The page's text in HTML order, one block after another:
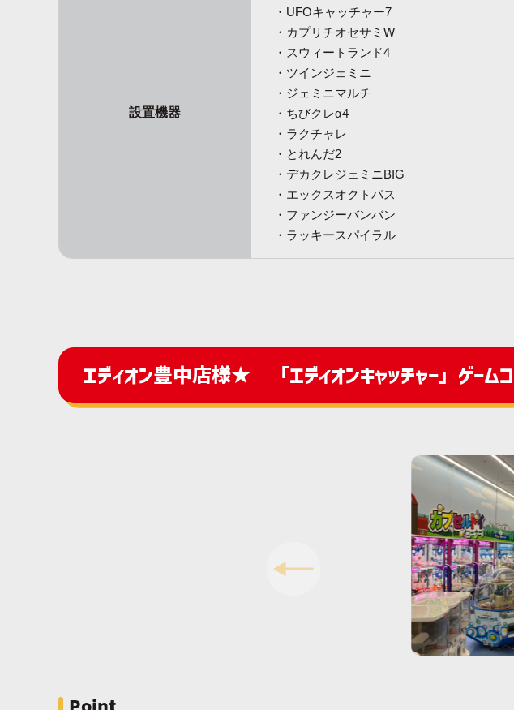
設置機器
UFOキャッチャー7
カプリチオセサミW
スウィートランド4
ツインジェミニ
ジェミニマルチ
ちびクレα4
ラクチャレ
とれんだ2
デカクレジェミニBIG
エックスオクトパス
ファンジーバンバン
ラッキースパイラル
エディオン豊中店様★ 「エディオンキャッチャー」ゲーム
Point